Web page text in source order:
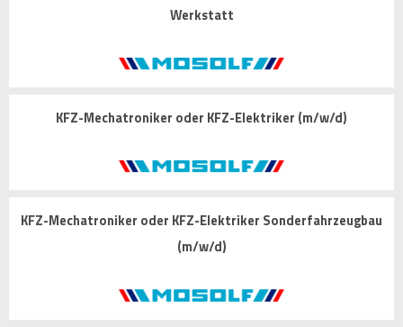
Werkstatt
KFZ-Mechatroniker oder KFZ-Elektriker (m/w/d)
KFZ-Mechatroniker oder KFZ-Elektriker Sonderfahrzeugbau
(m/w/d)